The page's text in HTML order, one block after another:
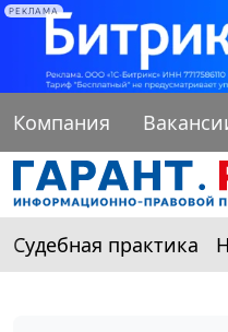
РЕКЛАМА
Компания
Судебная практика